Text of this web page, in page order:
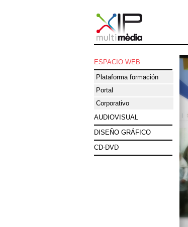
ESPACIO WEB
Plataforma formación
Portal
Corporativo
AUDIOVISUAL
DISEÑO GRÁFICO
CD-DVD